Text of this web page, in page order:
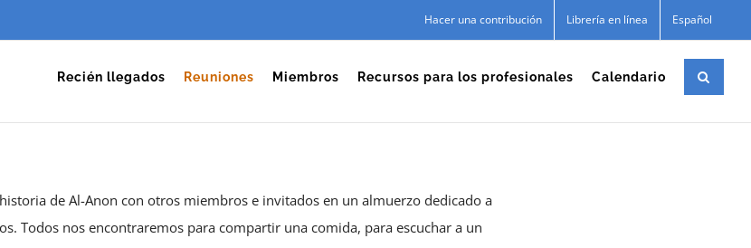
Hacer una contribución Librería en línea Español
Recién llegados Reuniones Miembros Recursos para los profesionales Calendario
de Al-Anon con otros miembros e invitados en un almuerzo dedicado a
Todos nos encontraremos para compartir una comida, para escuchar a un